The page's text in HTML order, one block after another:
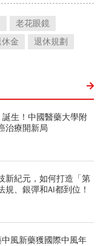
老花眼鏡
金 退休規劃
誕生！中國醫藥大學附
治療開新局
新紀元，如何打造「第
、銀彈和AI都到位！
風新藥獲國際中風年